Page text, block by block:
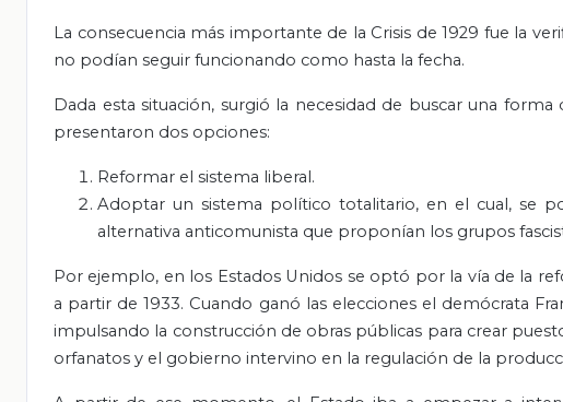
La consecuencia más importante de la Crisis de 1929 fue la
no podían seguir funcionando como hasta la fecha.
Dada esta situación, surgió la necesidad de buscar una
presentaron dos opciones:
Reformar el sistema liberal.
Adoptar un sistema político totalitario, en el cual, se
alternativa anticomunista que proponían los grupos
Por ejemplo, en los Estados Unidos se optó por la vía de la
a partir de 1933. Cuando ganó las elecciones el demócrata
impulsando la construcción de obras públicas para crear
orfanatos y el gobierno intervino en la regulación de la